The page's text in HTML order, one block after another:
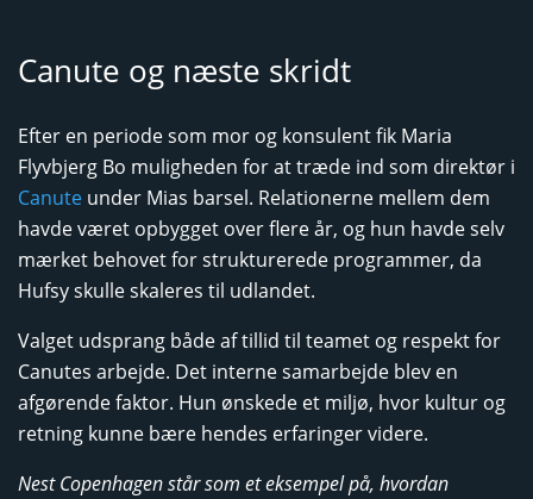
Canute og næste skridt
Efter en periode som mor og konsulent fik Maria
Flyvbjerg Bo muligheden for at træde ind som direktør i
Canute under Mias barsel. Relationerne mellem dem
havde været opbygget over flere år, og hun havde selv
mærket behovet for strukturerede programmer, da
Hufsy skulle skaleres til udlandet.
Valget udsprang både af tillid til teamet og respekt for
Canutes arbejde. Det interne samarbejde blev en
afgørende faktor. Hun ønskede et miljø, hvor kultur og
retning kunne bære hendes erfaringer videre.
Nest Copenhagen står som et eksempel på, hvordan